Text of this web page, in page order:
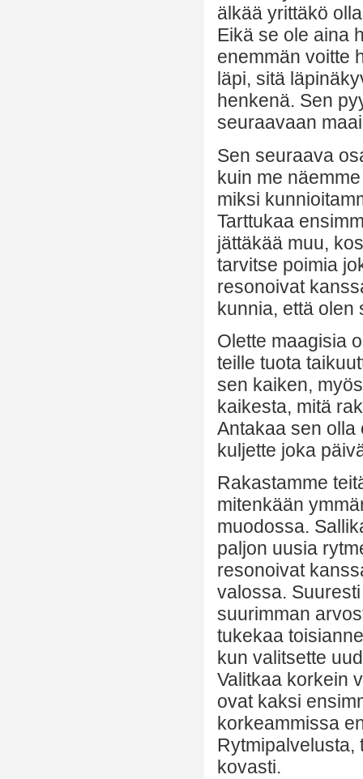
älkää yrittäkö
Eikä se ole aina
enemmän voitte
läpi, sitä
henkenä. Sen
seuraavaan
Sen seuraava
kuin me
miksi
Tarttukaa
jättäkää muu,
tarvitse poimia
resonoivat
kunnia, että olen
Olette maagisia
teille tuota
sen kaiken,
kaikesta, mitä
Antakaa sen
kuljette joka
Rakastamme
mitenkään
muodossa.
paljon uusia
resonoivat
valossa.
suurimman
tukekaa
kun valitsette
Valitkaa korkein
ovat kaksi
korkeammissa
Rytmipalvelusta,
kovasti.